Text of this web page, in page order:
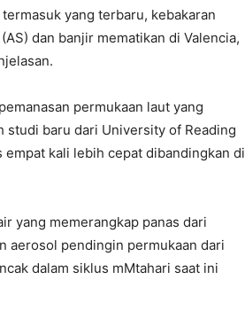
yang terbaru, kebakaran
dan banjir mematikan di Valencia,
permukaan laut yang
baru dari University of Reading
kali lebih cepat dibandingkan di
yang memerangkap panas dari
aerosol pendingin permukaan dari
dalam siklus mMtahari saat ini